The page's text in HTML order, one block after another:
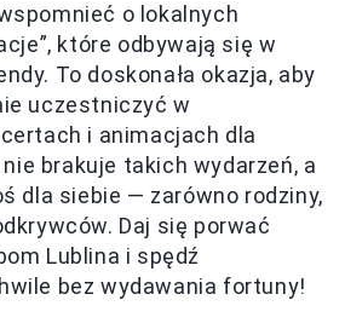
o lokalnych
które odbywają się w
To doskonała okazja, aby
uczestniczyć w
i animacjach dla
brakuje takich wydarzeń, a
dla siebie — zarówno rodziny,
Daj się porwać
Lublina i spędź
bez wydawania fortuny!